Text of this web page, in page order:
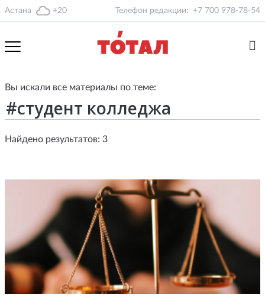
Астана +20 Телефон редакции: +7 700 978-78-54
Вы искали все материалы по теме:
Найдено результатов: 3